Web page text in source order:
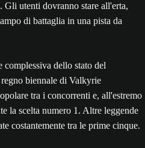
utenti dovranno stare all'erta,
di battaglia in una pista da
dello stato del
biennale di Valkyrie
tra i concorrenti e, all'estremo
la scelta numero 1. Altre leggende
costantemente tra le prime cinque.